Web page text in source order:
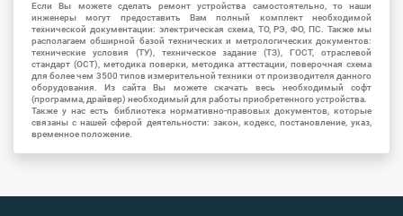
Если Вы можете сделать ремонт устройства самостоятельно, то наши
инженеры могут предоставить Вам полный комплект необходимой
технической документации: электрическая схема, ТО, РЭ, ФО, ПС. Также мы
располагаем обширной базой технических и метрологических документов:
технические условия (ТУ), техническое задание (ТЗ), ГОСТ, отраслевой
стандарт (ОСТ), методика поверки, методика аттестации, поверочная схема
для более чем 3500 типов измерительной техники от производителя данного
оборудования. Из сайта Вы можете скачать весь необходимый софт
(программа, драйвер) необходимый для работы приобретенного устройства.
Также у нас есть библиотека нормативно-правовых документов, которые
связаны с нашей сферой деятельности: закон, кодекс, постановление, указ,
временное положение.